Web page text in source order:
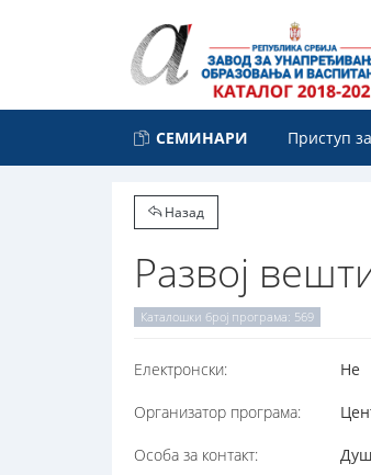
СЕМИНАРИ Приступ
Назад
Развој
Каталошки број програма: 569
Електронски: Не
Организатор програма:
Особа за контакт: